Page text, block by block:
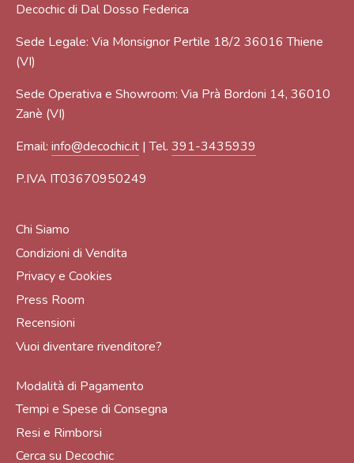
Decochic di Dal Dosso Federica
Sede Legale: Via Monsignor Pertile 18/2 36016 Thiene
(VI)
Sede Operativa e Showroom: Via Prà Bordoni 14, 36010
Zanè (VI)
Email: info@decochic.it | Tel. 391-3435939
P.IVA IT03670950249
Chi Siamo
Condizioni di Vendita
Privacy e Cookies
Press Room
Recensioni
Vuoi diventare rivenditore?
Modalità di Pagamento
Tempi e Spese di Consegna
Resi e Rimborsi
Cerca su Decochic